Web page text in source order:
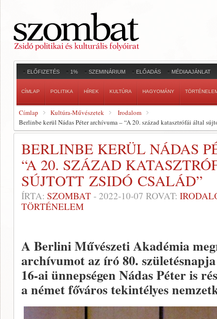
ELŐFIZETÉS 1% SZEMINÁRIUM ELŐADÁS MÉDIAAJÁNLAT
CÍMLAP POLITIKA HÍREK KULTÚRA HAGYOMÁNY
Címlap Kultúra-Művészetek
Irodalom
Berlinbe kerül Nádas Péter archívuma – “A 20. század katasztrófái által
BERLINBE KERÜL NÁDAS
“A 20. SZÁZAD
SÚJTOTT ZSIDÓ CSALÁD”
ÍRTA: SZOMBAT - 2022-10-07 ROVAT:
TÖRTÉNELEM
A Berlini Művészeti Akadémia
archívumot az író 80.
16-ai ünnepségen Nádas Péter is
a német főváros tekintélyes